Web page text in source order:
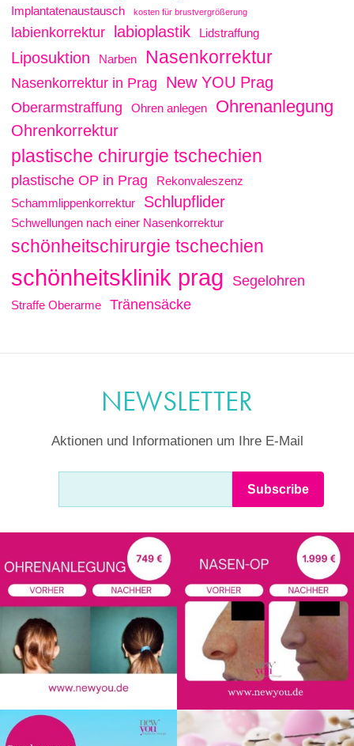
Implantatenaustausch
kosten für brustvergrößerung
labienkorrektur labioplastik Lidstraffung
Liposuktion Narben Nasenkorrektur
Nasenkorrektur in Prag New YOU Prag
Oberarmstraffung Ohren anlegen Ohrenanlegung
Ohrenkorrektur
plastische chirurgie tschechien
plastische OP in Prag
Rekonvaleszenz
Schammlippenkorrektur
Schlupflider
Schwellungen nach einer Nasenkorrektur
schönheitschirurgie tschechien
schönheitsklinik prag Segelohren
Straffe Oberarme Tränensäcke
NEWSLETTER
Aktionen und Informationen um Ihre E-Mail